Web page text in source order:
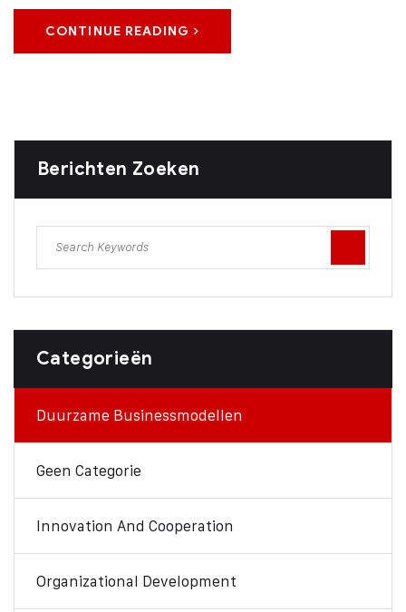
CONTINUE READING
Berichten Zoeken
Categorieën
Duurzame Businessmodellen
Geen Categorie
Innovation And Cooperation
Organizational Development